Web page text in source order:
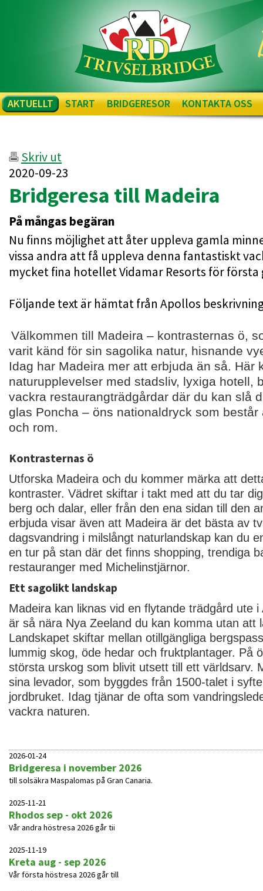
AKTUELLT START BRIDGERESOR KONTAKTA OSS
Skriv ut
2020-09-23
Bridgeresa till Madeira
På mångas begäran
Nu finns möjlighet att åter uppleva gamla
vissa andra att få uppleva denna fantastiskt
mycket fina hotellet Vidamar Resorts för första
Följande text är hämtat från Apollos
Välkommen till Madeira – kontrasternas ö,
varit känd för sin sagolika natur, hisnande
Idag har Madeira mer att erbjuda än så. Här
naturupplevelser med stadsliv, lyxiga hotell,
vackra restaurangträdgårdar där du kan slå
glas Poncha – öns nationaldryck som består
och rom.
Kontrasternas ö
Utforska Madeira och du kommer märka att
kontraster. Vädret skiftar i takt med att du tar
berg och dalar, eller från den ena sidan till den
erbjuda visar även att Madeira är det bästa av
dagsvandring i milslångt naturlandskap kan du
en tur på stan där det finns shopping, trendiga
restauranger med Michelinstjärnor.
Ett sagolikt landskap
Madeira kan liknas vid en flytande trädgård ute
är så nära Nya Zeeland du kan komma utan att
Landskapet skiftar mellan otillgängliga
lummig skog, öde hedar och fruktplantager. På
största urskog som blivit utsett till ett världsarv.
sina levador, som byggdes från 1500-talet i
jordbruket. Idag tjänar de ofta som
vackra naturen.
2026-01-24
Bridgeresa i november 2026
till solsäkra Maspalomas på Gran Canaria.
2025-11-21
Rhodos sep - okt 2026
Vår andra höstresa 2026 går tii
2025-11-19
Kreta aug - sep 2026
Vår första höstresa 2026 går till